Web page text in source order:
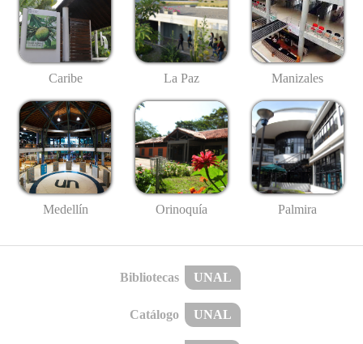
Caribe La Paz Manizales
Medellín Orinoquía Palmira
Bibliotecas UNAL
Catálogo UNAL